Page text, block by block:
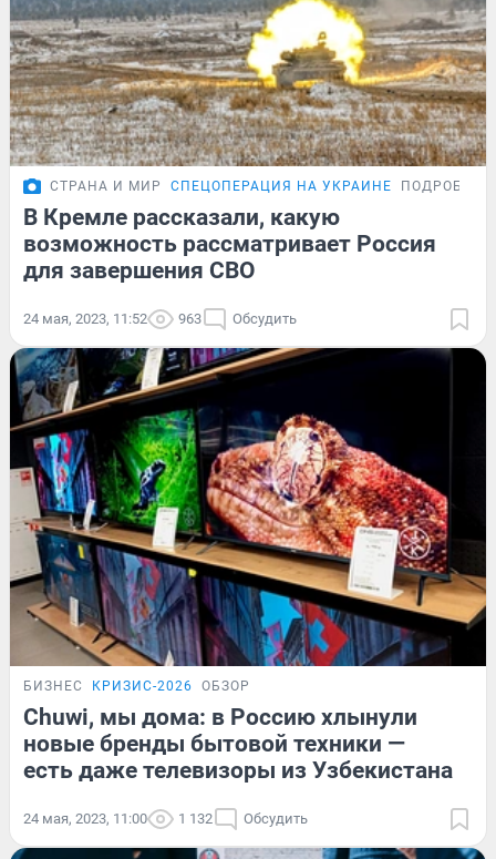
СТРАНА И МИР СПЕЦОПЕРАЦИЯ НА УКРАИНЕ
В Кремле рассказали, какую
возможность рассматривает Россия
для завершения СВО
24 мая, 2023, 11:52 963 Обсудить
БИЗНЕС КРИЗИС-2026 ОБЗОР
Chuwi, мы дома: в Россию хлынули
новые бренды бытовой техники —
есть даже телевизоры из Узбекистана
24 мая, 2023, 11:00 1 132 Обсудить